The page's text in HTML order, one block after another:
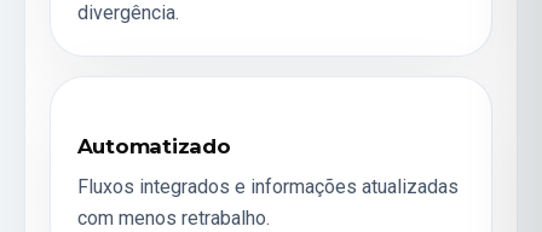
divergência.
Automatizado
Fluxos integrados e informações atualizadas
com menos retrabalho.